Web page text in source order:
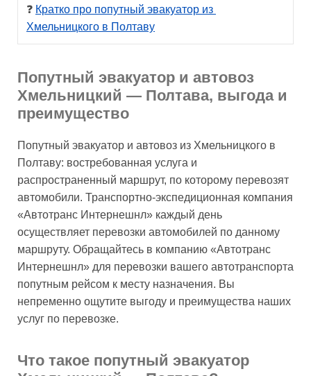
❓ Кратко про попутный эвакуатор из
Хмельницкого в Полтаву
Попутный эвакуатор и автовоз
Хмельницкий — Полтава, выгода и
преимущество
Попутный эвакуатор и автовоз из Хмельницкого в
Полтаву: востребованная услуга и
распространенный маршрут, по которому перевозят
автомобили. Транспортно-экспедиционная компания
«Автотранс Интернешнл» каждый день
осуществляет перевозки автомобилей по данному
маршруту. Обращайтесь в компанию «Автотранс
Интернешнл» для перевозки вашего автотранспорта
попутным рейсом к месту назначения. Вы
непременно ощутите выгоду и преимущества наших
услуг по перевозке.
Что такое попутный эвакуатор